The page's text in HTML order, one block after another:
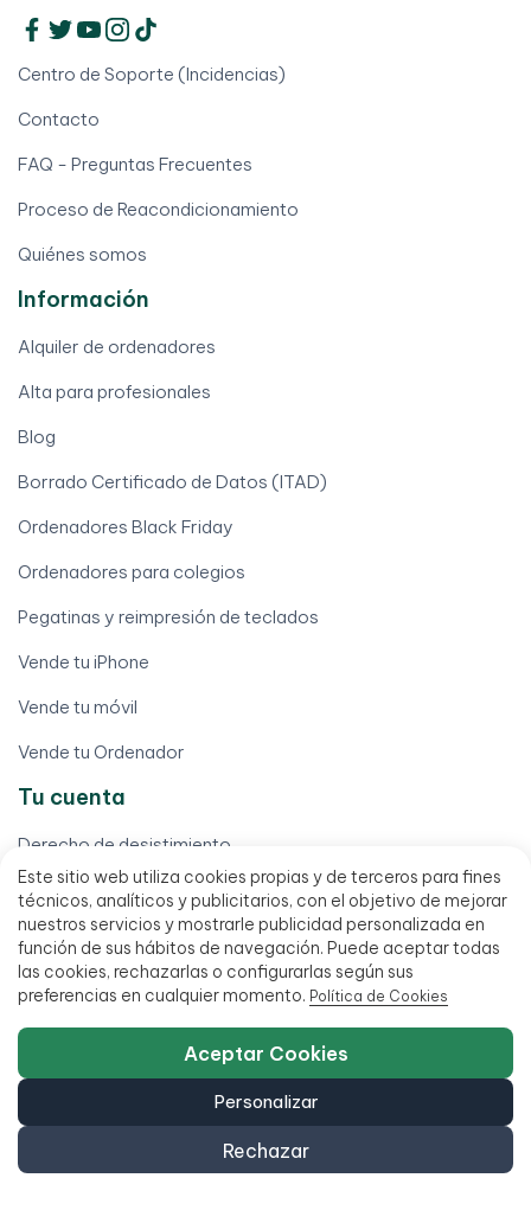
Este sitio web utiliza cookies propias y de terceros para fines
técnicos, analíticos y publicitarios, con el objetivo de mejorar
nuestros servicios y mostrarle publicidad personalizada en
función de sus hábitos de navegación. Puede aceptar todas
las cookies, rechazarlas o configurarlas según sus
preferencias en cualquier momento. Política de Cookies
Rechazar
Personalizar
Aceptar Cookies
Centro de Soporte (Incidencias)
Contacto
FAQ - Preguntas Frecuentes
Proceso de Reacondicionamiento
Quiénes somos
Información
Alquiler de ordenadores
Alta para profesionales
Blog
Borrado Certificado de Datos (ITAD)
Ordenadores Black Friday
Ordenadores para colegios
Pegatinas y reimpresión de teclados
Vende tu iPhone
Vende tu móvil
Vende tu Ordenador
Tu cuenta
Derecho de desistimiento
Descargar mi factura
Localizar mi pedido
Mi cuenta
Mis pedidos
Tramitar garantía (RMA)
Términos legales
Aviso legal